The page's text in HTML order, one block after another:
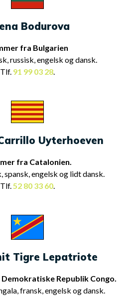
Bodurova
fra Bulgarien
russisk, engelsk og dansk.
Tlf. 91 99 03 28.
Uyterhoeven
fra Catalonien.
spansk, engelsk og lidt dansk.
Tlf.52 80 33 60.
Tigre Lepatriote
Republik Congo.
fransk, engelsk og dansk.